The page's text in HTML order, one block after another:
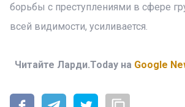
борьбы с преступлениями в сфере
всей видимости, усиливается.
Читайте Ларди.Today на Google